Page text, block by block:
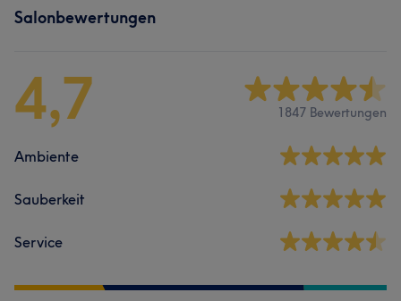
Salonbewertungen
4,7 1847 Bewertungen
Ambiente
Sauberkeit
Service